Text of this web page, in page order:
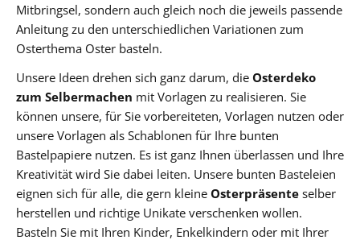
Mitbringsel, sondern auch gleich noch die jeweils passende
Anleitung zu den unterschiedlichen Variationen zum
Osterthema Oster basteln.
Unsere Ideen drehen sich ganz darum, die Osterdeko
zum Selbermachen mit Vorlagen zu realisieren. Sie
können unsere, für Sie vorbereiteten, Vorlagen nutzen oder
unsere Vorlagen als Schablonen für Ihre bunten
Bastelpapiere nutzen. Es ist ganz Ihnen überlassen und Ihre
Kreativität wird Sie dabei leiten. Unsere bunten Basteleien
eignen sich für alle, die gern kleine Osterpräsente selber
herstellen und richtige Unikate verschenken wollen.
Basteln Sie mit Ihren Kinder, Enkelkindern oder mit Ihrer